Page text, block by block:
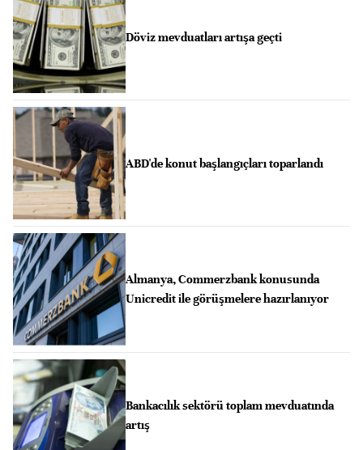
Döviz mevduatları artışa geçti
ABD'de konut başlangıçları toparlandı
Almanya, Commerzbank konusunda
Unicredit ile görüşmelere hazırlanıyor
Bankacılık sektörü toplam mevduatında
artış